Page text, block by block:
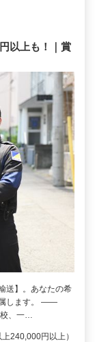
以上も！｜賞
送】。あなたの希
属します。 ――
校、一…
240,000円以上）